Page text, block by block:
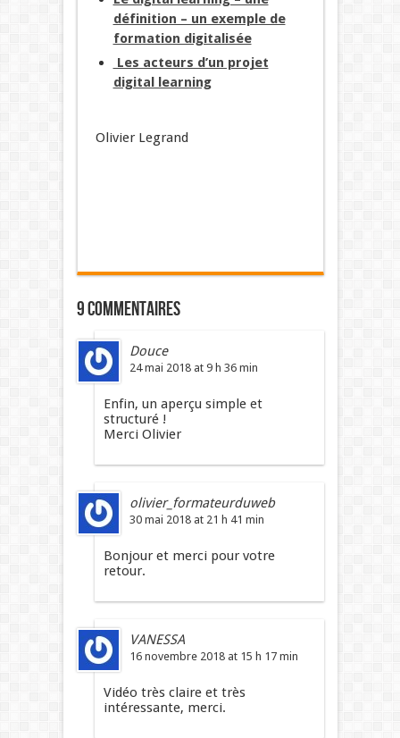
définition – un exemple de
formation digitalisée
Les acteurs d’un projet
digital learning
Olivier Legrand
9 commentaires
Douce
24 mai 2018 at 9 h 36 min
Enfin, un aperçu simple et
structuré !
Merci Olivier
olivier_formateurduweb
30 mai 2018 at 21 h 41 min
Bonjour et merci pour votre
retour.
VANESSA
16 novembre 2018 at 15 h 17 min
Vidéo très claire et très
intéressante, merci.